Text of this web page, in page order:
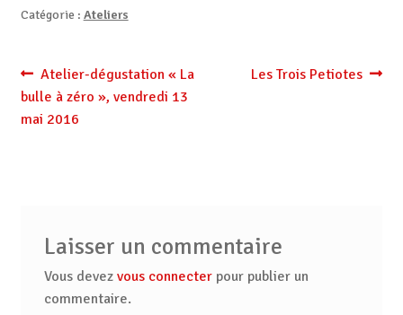
Catégorie : Ateliers
Navigation
de
Article
précédent :
Atelier-dégustation « La
bulle à zéro », vendredi 13
mai 2016
Article
Les Trois Petiotes
Laisser un commentaire
Vous devez vous connecterpour publier un
commentaire.